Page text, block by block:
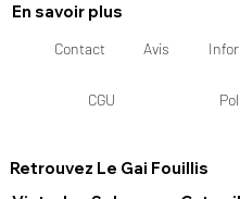
Contact Avis
CGU
En savoir plus
Retrouvez Le Gai Fouillis